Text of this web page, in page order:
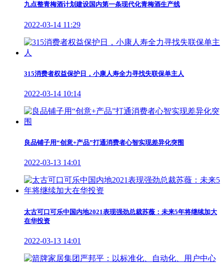
九点整青梅酒计划建设国内第一条现代化青梅酒生产线
2022-03-14 11:29
315消费者权益保护日，小康人寿全力寻找失联保单主人
2022-03-14 10:14
良品铺子用“创意+产品”打通消费者心智实现差异化突围
2022-03-13 14:01
太古可口可乐中国内地2021表现强劲总裁苏薇：未来5年将继续加大
在华投资
2022-03-13 14:01